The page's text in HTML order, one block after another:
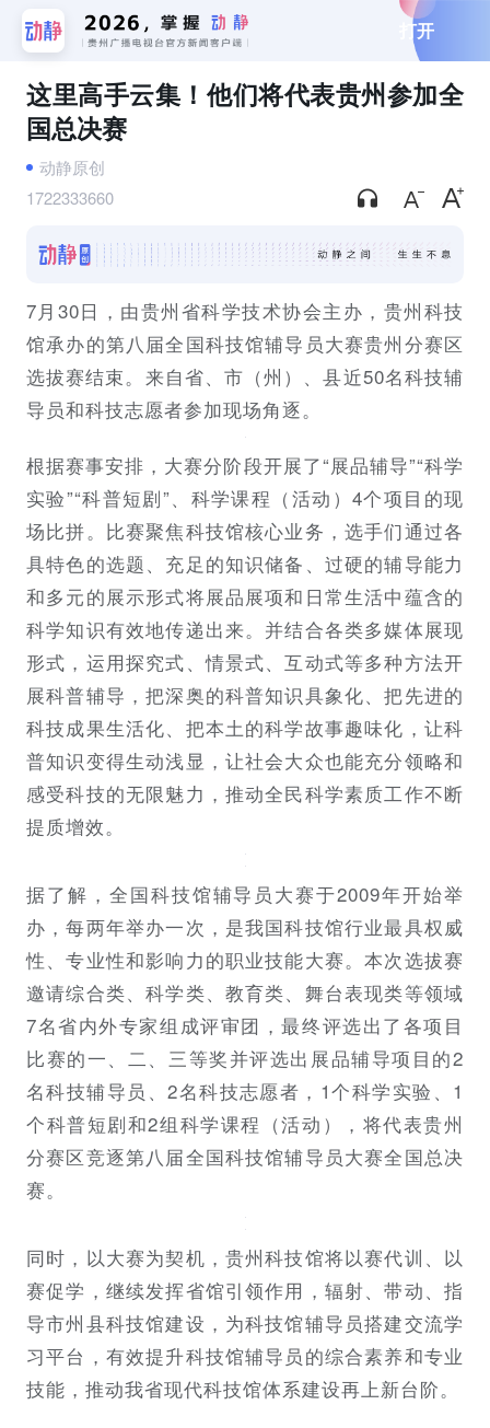
打开
这里高手云集！他们将代表贵州参加全
国总决赛
动静原创
1722333660
7月30日，由贵州省科学技术协会主办，贵州科技
馆承办的第八届全国科技馆辅导员大赛贵州分赛区
选拔赛结束。来自省、市（州）、县近50名科技辅
导员和科技志愿者参加现场角逐。
根据赛事安排，大赛分阶段开展了“展品辅导”“科学
实验”“科普短剧”、科学课程（活动）4个项目的现
场比拼。比赛聚焦科技馆核心业务，选手们通过各
具特色的选题、充足的知识储备、过硬的辅导能力
和多元的展示形式将展品展项和日常生活中蕴含的
科学知识有效地传递出来。并结合各类多媒体展现
形式，运用探究式、情景式、互动式等多种方法开
展科普辅导，把深奥的科普知识具象化、把先进的
科技成果生活化、把本土的科学故事趣味化，让科
普知识变得生动浅显，让社会大众也能充分领略和
感受科技的无限魅力，推动全民科学素质工作不断
提质增效。
据了解，全国科技馆辅导员大赛于2009年开始举
办，每两年举办一次，是我国科技馆行业最具权威
性、专业性和影响力的职业技能大赛。本次选拔赛
邀请综合类、科学类、教育类、舞台表现类等领域
7名省内外专家组成评审团，最终评选出了各项目
比赛的一、二、三等奖并评选出展品辅导项目的2
名科技辅导员、2名科技志愿者，1个科学实验、1
个科普短剧和2组科学课程（活动），将代表贵州
分赛区竞逐第八届全国科技馆辅导员大赛全国总决
赛。
同时，以大赛为契机，贵州科技馆将以赛代训、以
赛促学，继续发挥省馆引领作用，辐射、带动、指
导市州县科技馆建设，为科技馆辅导员搭建交流学
习平台，有效提升科技馆辅导员的综合素养和专业
技能，推动我省现代科技馆体系建设再上新台阶。